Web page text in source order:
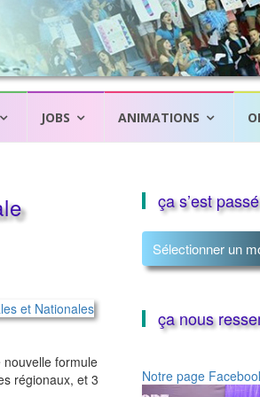
JOBS ANIMATIONS
formule
régionaux, et 3
ça s’est
ça
s’est
passé
nousça nous
Notre page